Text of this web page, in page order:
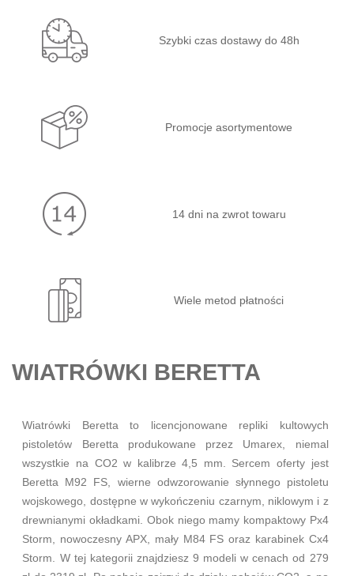
Szybki czas dostawy do 48h
Promocje asortymentowe
14 dni na zwrot towaru
Wiele metod płatności
WIATRÓWKI BERETTA
Wiatrówki Beretta to licencjonowane repliki kultowych
pistoletów Beretta produkowane przez Umarex, niemal
wszystkie na CO2 w kalibrze 4,5 mm. Sercem oferty jest
Beretta M92 FS , wierne odwzorowanie słynnego pistoletu
wojskowego, dostępne w wykończeniu czarnym, niklowym i z
drewnianymi okładkami. Obok niego mamy kompaktowy Px4
Storm, nowoczesny APX, mały M84 FS oraz karabinek Cx4
Storm. W tej kategorii znajdziesz 9 modeli w cenach od 279